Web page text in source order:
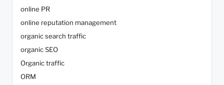
online PR
online reputation management
organic search traffic
organic SEO
Organic traffic
ORM